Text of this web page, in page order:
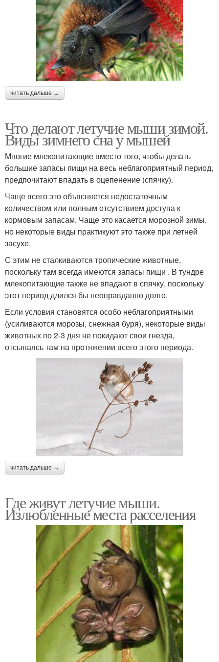
читать дальше →
Что делают летучие мыши зимой.
Виды зимнего сна у мышей
Многие млекопитающие вместо того, чтобы делать
большие запасы пищи на весь неблагоприятный период,
предпочитают впадать в оцепенение (спячку).
Чаще всего это объясняется недостаточным
количеством или полным отсутствием доступа к
кормовым запасам. Чаще это касается морозной зимы,
но некоторые виды практикуют это также при летней
засухе.
С этим не сталкиваются тропические животные,
поскольку там всегда имеются запасы пищи . В тундре
млекопитающие также не впадают в спячку, поскольку
этот период длился бы неоправданно долго.
Если условия становятся особо неблагоприятными
(усиливаются морозы, снежная буря), некоторые виды
животных по 2-3 дня не покидают свои гнезда,
отсыпаясь там на протяжении всего этого периода.
читать дальше →
Где живут летучие мыши.
Излюбленные места расселения